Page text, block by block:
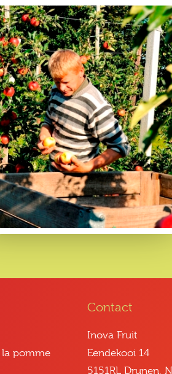
la pomme
Contact
Inova Fruit
Eendekooi 14
5151RL Drunen,